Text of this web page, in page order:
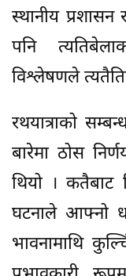
स्थानीय
पनि
विश्लेषणले
रथयात्राको
बारेमा ठोस
थियो । कतैबाट
घटनाले आफ्नो
भावनामाथि